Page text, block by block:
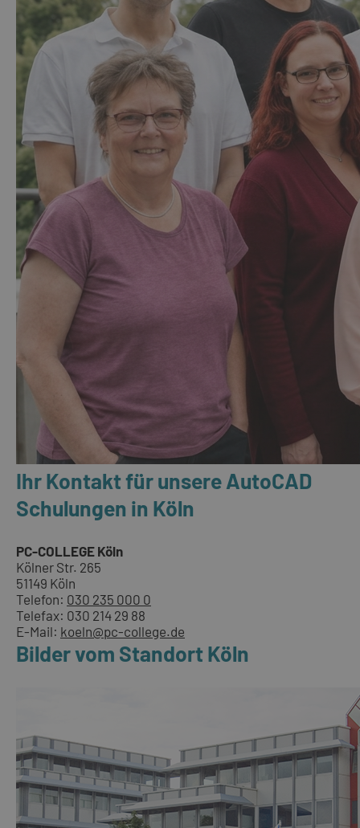
Ihr Kontakt für unsere AutoCAD
Schulungen in Köln
PC-COLLEGE Köln
Kölner Str. 265
51149 Köln
Telefon: 030 235 000 0
Telefax: 030 214 29 88
E-Mail: koeln@pc-college.de
Bilder vom Standort Köln